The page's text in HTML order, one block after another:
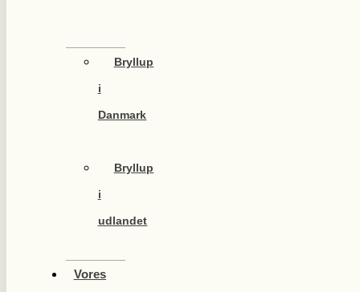
Bryllup
i
Danmark
Bryllup
i
udlandet
Vores